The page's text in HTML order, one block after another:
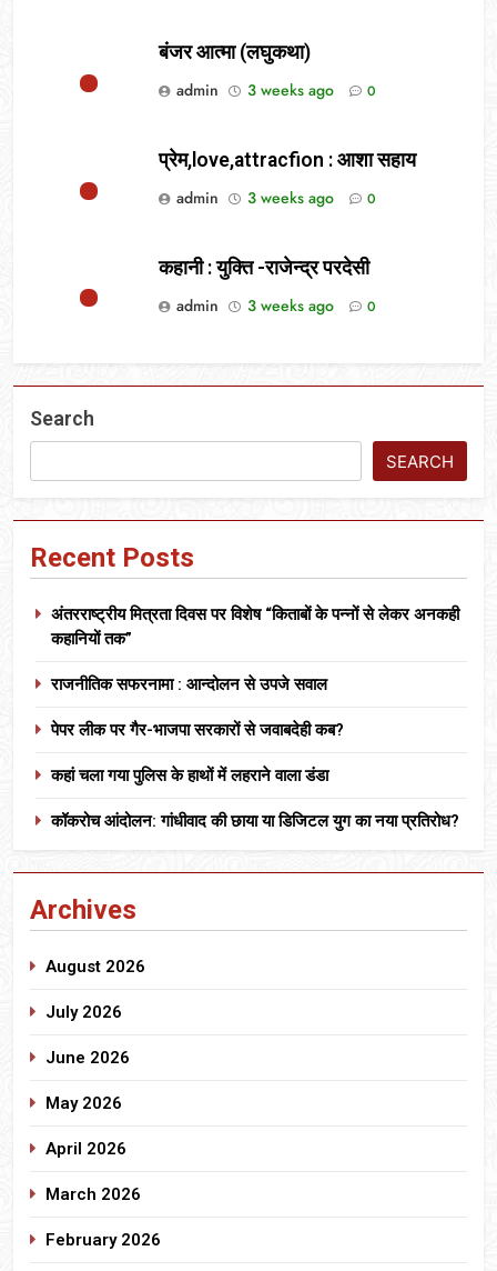
बंजर आत्मा (लघुकथा)
admin
3 weeks ago 0
प्रेम,love,attracfion : आशा सहाय
admin
3 weeks ago 0
कहानी : युक्ति -राजेन्द्र परदेसी
admin
3 weeks ago 0
Search
SEARCH
Recent Posts
अंतरराष्ट्रीय मित्रता दिवस पर विशेष “किताबों के पन्नों से लेकर अनकही
कहानियों तक”
राजनीतिक सफरनामा : आन्दोलन से उपजे सवाल
पेपर लीक पर गैर-भाजपा सरकारों से जवाबदेही कब?
कहां चला गया पुलिस के हाथों में लहराने वाला डंडा
कॉकरोच आंदोलन: गांधीवाद की छाया या डिजिटल युग का नया प्रतिरोध?
Archives
August 2026
July 2026
June 2026
May 2026
April 2026
March 2026
February 2026